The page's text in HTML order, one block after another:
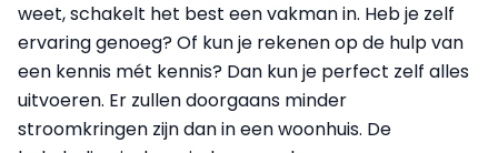
weet, schakelt het best een vakman in. Heb je zelf
ervaring genoeg? Of kun je rekenen op de hulp van
een kennis mét kennis? Dan kun je perfect zelf alles
uitvoeren. Er zullen doorgaans minder
stroomkringen zijn dan in een woonhuis. De